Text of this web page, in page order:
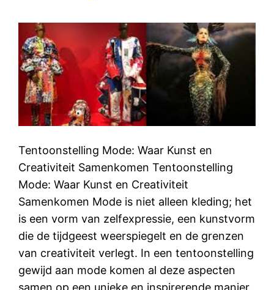
Tentoonstelling Mode: Waar Kunst en
Creativiteit Samenkomen Tentoonstelling
Mode: Waar Kunst en Creativiteit
Samenkomen Mode is niet alleen kleding; het
is een vorm van zelfexpressie, een kunstvorm
die de tijdgeest weerspiegelt en de grenzen
van creativiteit verlegt. In een tentoonstelling
gewijd aan mode komen al deze aspecten
samen op een unieke en inspirerende manier.